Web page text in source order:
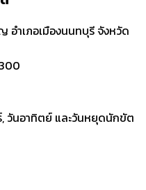
ำเภอเมืองนนทบุรี จังหวัด
วันอาทิตย์ และวันหยุดนักขัต